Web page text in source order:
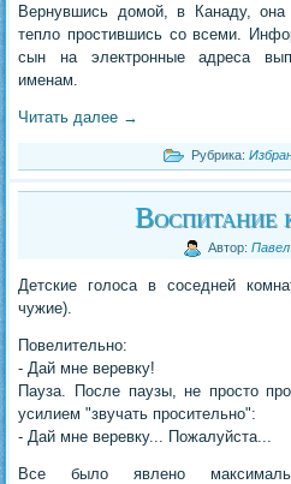
Вернувшись домой, в Канаду, она
тепло простившись со всеми.
сын на электронные адреса
именам.
Читать далее →
Рубрика:
Воспитание
Автор:
Детские голоса в соседней
чужие).
Повелительно:
- Дай мне веревку!
Пауза. После паузы, не просто
усилием "звучать просительно":
- Дай мне веревку... Пожалуйста...
Все было явлено